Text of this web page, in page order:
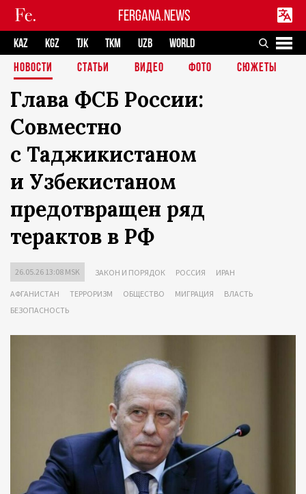
FERGANA.NEWS
KAZ KGZ TJK TKM UZB
WORLD
НОВОСТИ
СТАТЬИ ВИДЕО ФОТО СЮЖЕТЫ
Глава ФСБ России:
Совместно
с Таджикистаном
и Узбекистаном
предотвращен ряд
терактов в РФ
26.05.26 13:08 MSK ЗАКОН И ПОРЯДОК РОССИЯ ИРАН
АФГАНИСТАН ТЕРРОРИЗМ ОБЩЕСТВО МИГРАЦИЯ
ВЛАСТЬ
БЕЗОПАСНОСТЬ